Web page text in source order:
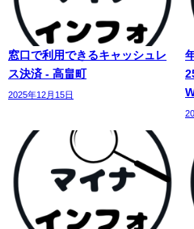
窓口で利用できるキャッシュレ
ス決済 - 高畠町
2025年12月15日